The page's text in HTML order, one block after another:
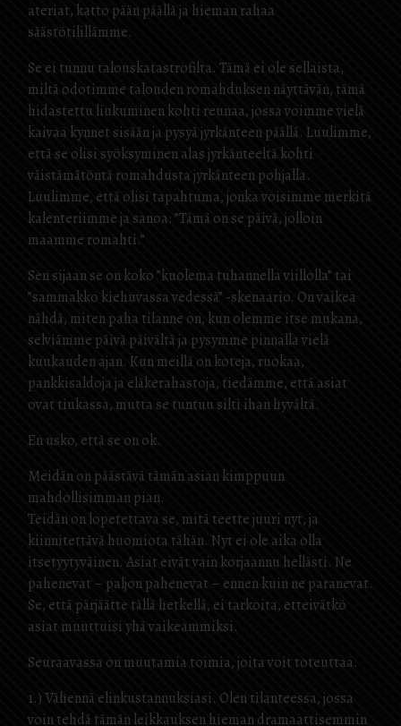
ateriat, katto pään päällä ja hieman rahaa
säästötilillämme.
Se ei tunnu talouskatastrofilta. Tämä ei ole sellaista,
miltä odotimme talouden romahduksen näyttävän, tämä
hidastettu liukuminen kohti reunaa, jossa voimme vielä
kaivaa kynnet sisään ja pysyä jyrkänteen päällä. Luulimme,
että se olisi syöksyminen alas jyrkänteeltä kohti
väistämätöntä romahdusta jyrkänteen pohjalla.
Luulimme, että olisi tapahtuma, jonka voisimme merkitä
kalenteriimme ja sanoa: ”Tämä on se päivä, jolloin
maamme romahti.”
Sen sijaan se on koko ”kuolema tuhannella viillolla” tai
”sammakko kiehuvassa vedessä” -skenaario. On vaikea
nähdä, miten paha tilanne on, kun olemme itse mukana,
selviämme päivä päivältä ja pysymme pinnalla vielä
kuukauden ajan. Kun meillä on koteja, ruokaa,
pankkisaldoja ja eläkerahastoja, tiedämme, että asiat
ovat tiukassa, mutta se tuntuu silti ihan hyvältä.
En usko, että se on ok.
Meidän on päästävä tämän asian kimppuun
mahdollisimman pian.
Teidän on lopetettava se, mitä teette juuri nyt, ja
kiinnitettävä huomiota tähän. Nyt ei ole aika olla
itsetyytyväinen. Asiat eivät vain korjaannu hellästi. Ne
pahenevat – paljon pahenevat – ennen kuin ne paranevat.
Se, että pärjäätte tällä hetkellä, ei tarkoita, etteivätkö
asiat muuttuisi yhä vaikeammiksi.
Seuraavassa on muutamia toimia, joita voit toteuttaa.
1.) Vähennä elinkustannuksiasi. Olen tilanteessa, jossa
voin tehdä tämän leikkauksen hieman dramaattisemmin